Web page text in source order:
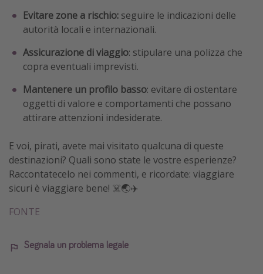
Evitare zone a rischio: seguire le indicazioni delle
autorità locali e internazionali.
Assicurazione di viaggio: stipulare una polizza che
copra eventuali imprevisti.
Mantenere un profilo basso: evitare di ostentare
oggetti di valore e comportamenti che possano
attirare attenzioni indesiderate.
E voi, pirati, avete mai visitato qualcuna di queste
destinazioni? Quali sono state le vostre esperienze?
Raccontatecelo nei commenti, e ricordate: viaggiare
sicuri è viaggiare bene! ☠️🌏✈️
FONTE
Segnala un problema legale